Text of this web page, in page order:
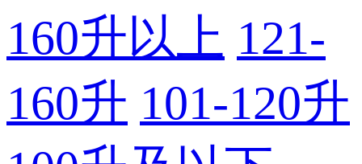
160升以上 121-
160升 101-120升